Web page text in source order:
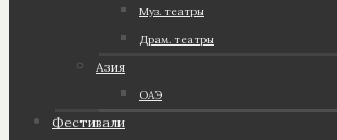
Муз. театры
Драм. театры
Азия
ОАЭ
Фестивали